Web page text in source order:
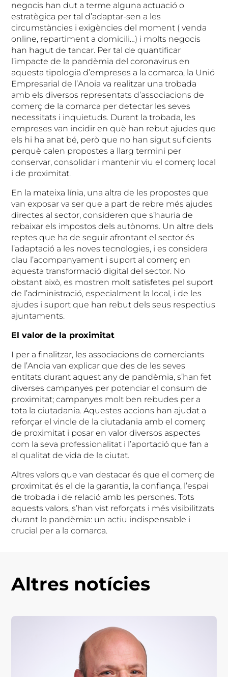
negocis han dut a terme alguna actuació o
estratègica per tal d’adaptar-sen a les
circumstàncies i exigències del moment ( venda
online, repartiment a domicili…) i molts negocis
han hagut de tancar. Per tal de quantificar
l’impacte de la pandèmia del coronavirus en
aquesta tipologia d’empreses a la comarca, la Unió
Empresarial de l’Anoia va realitzar una trobada
amb els diversos representats d’associacions de
comerç de la comarca per detectar les seves
necessitats i inquietuds. Durant la trobada, les
empreses van incidir en què han rebut ajudes que
els hi ha anat bé, però que no han sigut suficients
perquè calen propostes a llarg termini per
conservar, consolidar i mantenir viu el comerç local
i de proximitat.
En la mateixa línia, una altra de les propostes que
van exposar va ser que a part de rebre més ajudes
directes al sector, consideren que s’hauria de
rebaixar els impostos dels autònoms. Un altre dels
reptes que ha de seguir afrontant el sector és
l’adaptació a les noves tecnologies, i es considera
clau l’acompanyament i suport al comerç en
aquesta transformació digital del sector. No
obstant això, es mostren molt satisfetes pel suport
de l’administració, especialment la local, i de les
ajudes i suport que han rebut dels seus respectius
ajuntaments.
El valor de la proximitat
I per a finalitzar, les associacions de comerciants
de l’Anoia van explicar que des de les seves
entitats durant aquest any de pandèmia, s’han fet
diverses campanyes per potenciar el consum de
proximitat; campanyes molt ben rebudes per a
tota la ciutadania. Aquestes accions han ajudat a
reforçar el vincle de la ciutadania amb el comerç
de proximitat i posar en valor diversos aspectes
com la seva professionalitat i l’aportació que fan a
al qualitat de vida de la ciutat.
Altres valors que van destacar és que el comerç de
proximitat és el de la garantia, la confiança, l’espai
de trobada i de relació amb les persones. Tots
aquests valors, s’han vist reforçats i més visibilitzats
durant la pandèmia: un actiu indispensable i
crucial per a la comarca.
Altres notícies